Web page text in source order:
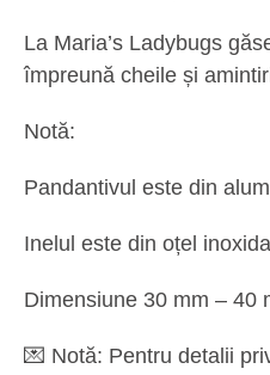
La Maria’s Ladybugs
împreună cheile și
Notă:
Pandantivul este din
Inelul este din oțel
Dimensiune 30 mm – 40
💌 Notă: Pentru detalii